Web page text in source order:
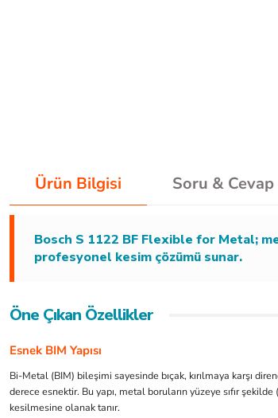
Ürün Bilgisi Soru & Cevap
Bosch S 1122 BF Flexible for Metal;
profesyonel kesim çözümü sunar.
Öne Çıkan Özellikler
Esnek BIM Yapısı
Bi-Metal (BIM) bileşimi sayesinde bıçak, kırılmaya karşı
derece esnektir. Bu yapı, metal boruların yüzeye sıfır şekilde
kesilmesine olanak tanır.